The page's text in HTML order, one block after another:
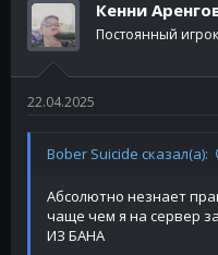
Кенни
Постоянный игрок
22.04.2025
Bober Suicide сказал(а):
Абсолютно незнает
чаще чем я на сервер
ИЗ БАНА